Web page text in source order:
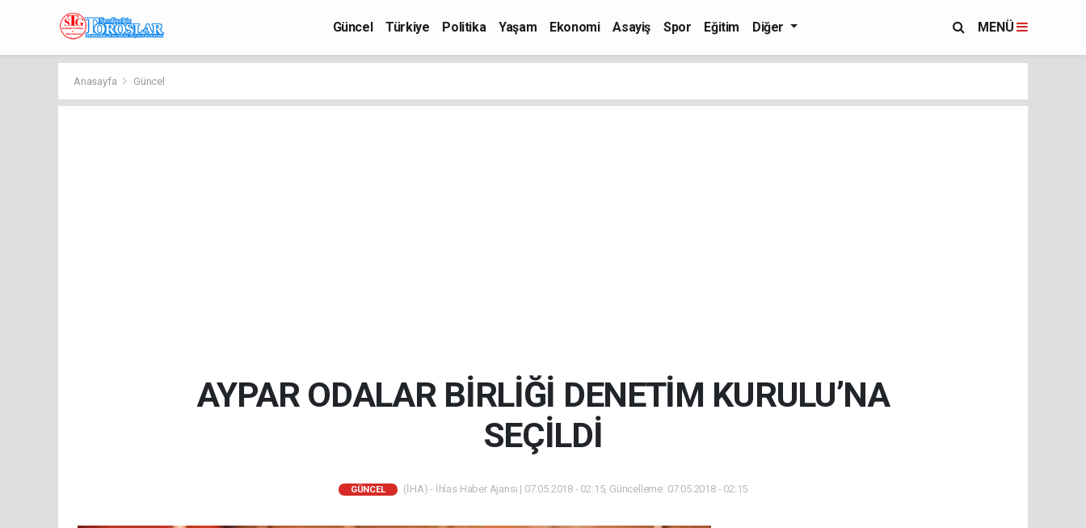
Güncel Türkiye Politika Yaşam Ekonomi Asayiş Spor Eğitim Diğer MENÜ
Anasayfa Güncel
AYPAR ODALAR BİRLİĞİ DENETİM KURULU’NA
SEÇİLDİ
GÜNCEL (İHA) - İhlas Haber Ajansı | 07.05.2018 - 02:15, Güncelleme: 07.05.2018 - 02:15